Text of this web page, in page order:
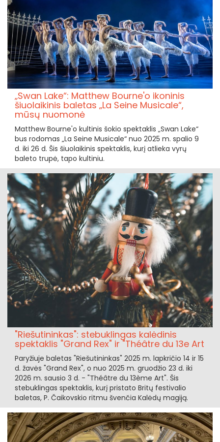
„Swan Lake“: Matthew Bourne'o ikoninis
šiuolaikinis baletas „La Seine Musicale“,
mūsų nuomonė
Matthew Bourne'o kultinis šokio spektaklis „Swan Lake“
bus rodomas „La Seine Musicale“ nuo 2025 m. spalio 9
d. iki 26 d. Šis šiuolaikinis spektaklis, kurį atlieka vyrų
baleto trupė, tapo kultiniu.
"Riešutininkas": stebuklingas kalėdinis
spektaklis "Grand Rex" ir "Théâtre du 13e Art
Paryžiuje baletas "Riešutininkas" 2025 m. lapkričio 14 ir 15
d. žavės "Grand Rex", o nuo 2025 m. gruodžio 23 d. iki
2026 m. sausio 3 d. - "Théâtre du 13ème Art". Šis
stebuklingas spektaklis, kurį pristato Britų festivalio
baletas, P. Čaikovskio ritmu švenčia Kalėdų magiją.